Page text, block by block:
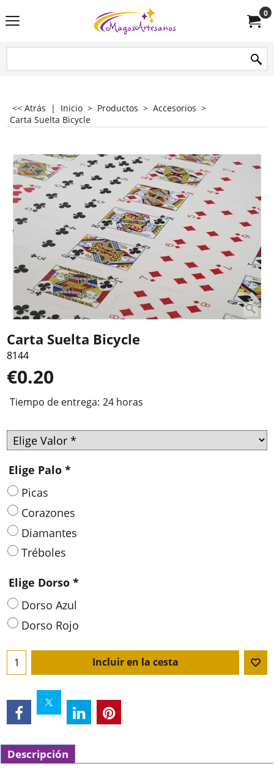
0
<< Atrás | Inicio > Productos > Accesorios >
Carta Suelta Bicycle
Carta Suelta Bicycle
8144
€0.20
Tiempo de entrega: 24 horas
Elige Palo *
Picas
Corazones
Diamantes
Tréboles
Elige Dorso *
Dorso Azul
Dorso Rojo
Incluir en la cesta
Descripción